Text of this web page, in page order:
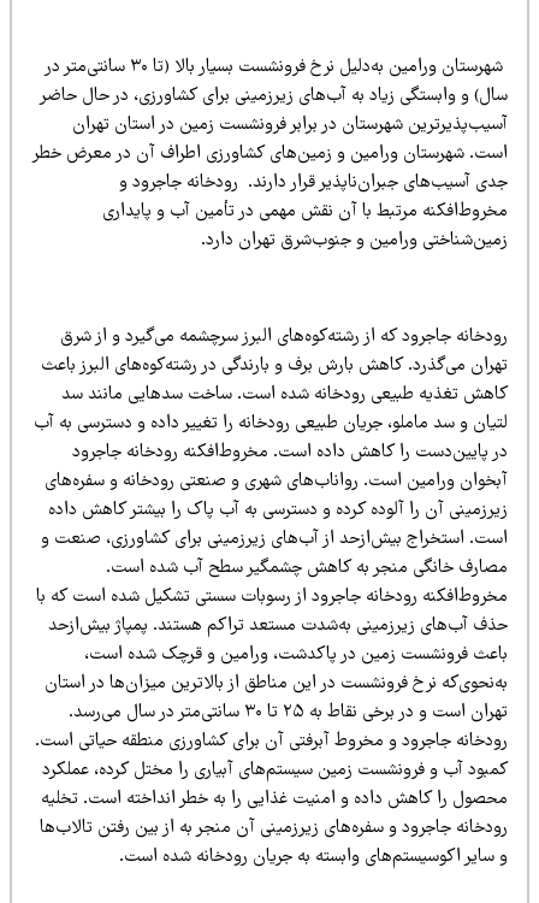
شهرستان ورامین به‌دلیل نرخ فرونشست بسیار بالا (تا ۳۰ سانتی‌متر در
و وابستگی زیاد به آب‌های زیرزمینی برای کشاورزی، در حال حاضر
شهرستان در برابر فرونشست زمین در استان تهران
شهرستان ورامین و زمین‌های کشاورزی اطراف آن در معرض خطر
آسیب‌های جبران‌ناپذیر قرار دارند. رودخانه جاجرود و
مرتبط با آن نقش مهمی در تأمین آب و پایداری
ورامین و جنوب‌شرق تهران دارد.
جاجرود که از رشته‌کوه‌های البرز سرچشمه می‌گیرد و از شرق
می‌گذرد. کاهش بارش برف و بارندگی در رشته‌کوه‌های البرز باعث
تغذیه طبیعی رودخانه شده است. ساخت سدهایی مانند سد
و سد ماملو، جریان طبیعی رودخانه را تغییر داده و دسترسی به آب
پایین‌دست را کاهش داده است. مخروط‌افکنه رودخانه جاجرود
ورامین است. رواناب‌های شهری و صنعتی رودخانه و سفره‌های
آن را آلوده کرده و دسترسی به آب پاک را بیشتر کاهش داده
استخراج بیش‌ازحد از آب‌های زیرزمینی برای کشاورزی، صنعت و
خانگی منجر به کاهش چشمگیر سطح آب شده است.
رودخانه جاجرود از رسوبات سستی تشکیل شده است که با
آب‌های زیرزمینی به‌شدت مستعد تراکم هستند. پمپاژ بیش‌ازحد
فرونشست زمین در پاکدشت، ورامین و قرچک شده است،
نرخ فرونشست در این مناطق از بالاترین میزان‌ها در استان
تهران است و در برخی نقاط به ۲۵ تا ۳۰ سانتی‌متر در سال می‌رسد.
جاجرود و مخروط آبرفتی آن برای کشاورزی منطقه حیاتی است.
آب و فرونشست زمین سیستم‌های آبیاری را مختل کرده، عملکرد
را کاهش داده و امنیت غذایی را به خطر انداخته است. تخلیه
جاجرود و سفره‌های زیرزمینی آن منجر به از بین رفتن تالاب‌ها
سایر اکوسیستم‌های وابسته به جریان رودخانه شده است.